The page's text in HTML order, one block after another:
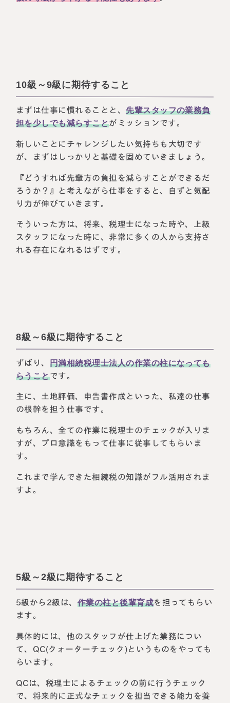
10級～9級に期待すること
まずは仕事に慣れることと、先輩スタッフの業務負
担を少しでも減らすことがミッションです。
新しいことにチャレンジしたい気持ちも大切です
が、まずはしっかりと基礎を固めていきましょう。
『どうすれば先輩方の負担を減らすことができるだ
ろうか？』と考えながら仕事をすると、自ずと気配
り力が伸びていきます。
そういった方は、将来、税理士になった時や、上級
スタッフになった時に、非常に多くの人から支持さ
れる存在になれるはずです。
8級～6級に期待すること
ずばり、円満相続税理士法人の作業の柱になっても
らうことです。
主に、土地評価、申告書作成といった、私達の仕事
の根幹を担う仕事です。
もちろん、全ての作業に税理士のチェックが入りま
すが、プロ意識をもって仕事に従事してもらいま
す。
これまで学んできた相続税の知識がフル活用されま
すよ。
5級～2級に期待すること
5級から2級は、作業の柱と後輩育成を担ってもらい
ます。
具体的には、他のスタッフが仕上げた業務につい
て、QC(クォーターチェック)というものをやっても
らいます。
QCは、税理士によるチェックの前に行うチェック
で、将来的に正式なチェックを担当できる能力を養